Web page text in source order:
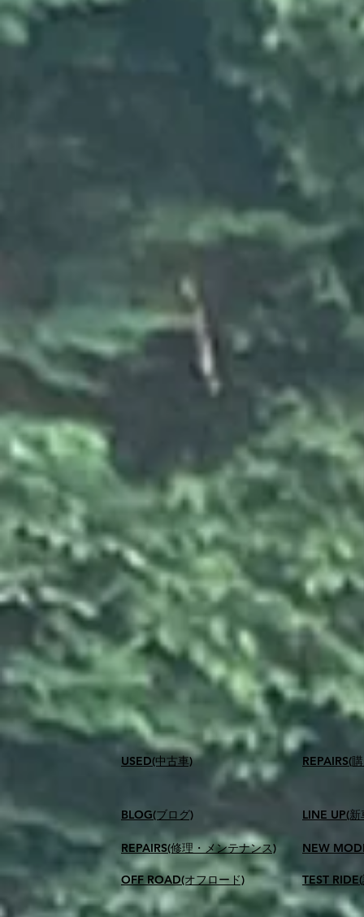
USED(中古車)
BLOG(ブログ)
REPAIRS(修理・メンテナンス)
OFF ROAD(オフロード)
​REPAIRS(
LINE UP(
NEW
TEST